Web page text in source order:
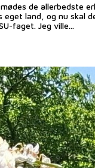
de allerbedste
eget land, og nu skal
faget. Jeg ville...